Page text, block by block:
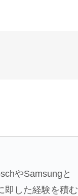
やSamsungと
即した経験を積む